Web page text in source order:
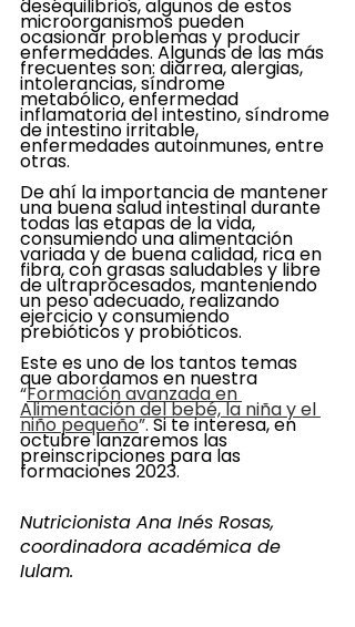
desequilibrios, algunos de estos
microorganismos pueden
ocasionar problemas y producir
enfermedades. Algunas de las más
frecuentes son: diarrea, alergias,
intolerancias, síndrome
metabólico, enfermedad
inflamatoria del intestino, síndrome
de intestino irritable,
enfermedades autoinmunes, entre
otras.
De ahí la importancia de mantener
una buena salud intestinal durante
todas las etapas de la vida,
consumiendo una alimentación
variada y de buena calidad, rica en
fibra, con grasas saludables y libre
de ultraprocesados, manteniendo
un peso adecuado, realizando
ejercicio y consumiendo
prebióticos y probióticos.
Este es uno de los tantos temas
que abordamos en nuestra
“Formación avanzada en
Alimentación del bebé, la niña y el
niño pequeño”. Si te interesa, en
octubre lanzaremos las
preinscripciones para las
formaciones 2023.
Nutricionista Ana Inés Rosas,
coordinadora académica de
Iulam.